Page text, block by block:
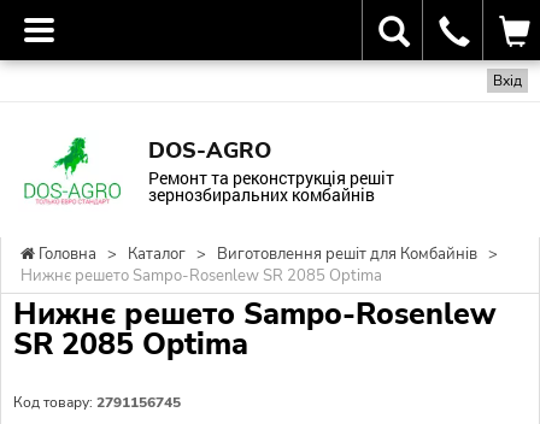
Вхід
DOS-AGRO
Ремонт та реконструкція решіт
зернозбиральних комбайнів
Головна > Каталог > Виготовлення решіт для Комбайнів >
Нижнє решето Sampo-Rosenlew SR 2085 Optima
Нижнє решето Sampo-Rosenlew
SR 2085 Optima
Код товару: 2791156745